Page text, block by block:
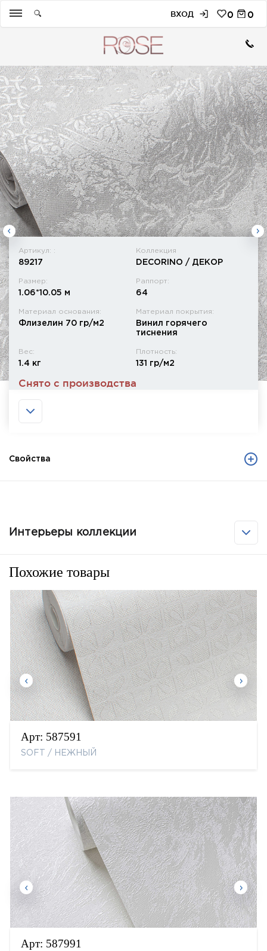
ВХОД 0 0
Артикул: :
89217
Коллекция
DECORINO / ДЕКОР
Размер:
1.06*10.05 м
Раппорт:
64
Материал основания:
Флизелин 70 гр/м2
Материал покрытия:
Винил горячего
тиснения
Вес:
1.4 кг
Плотность:
131 гр/м2
Снято с производства
Свойства
Интерьеры коллекции
Похожие товары
Арт: 587591
SOFT / НЕЖНЫЙ
Арт: 587991